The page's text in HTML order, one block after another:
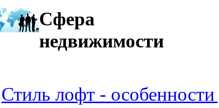
Сфера
недвижимости
Стиль лофт -